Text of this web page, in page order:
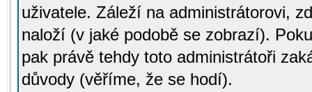
uživatele. Záleží na administrátorovi,
naloží (v jaké podobě se zobrazí).
pak právě tehdy toto administrátoři
důvody (věříme, že se hodí).